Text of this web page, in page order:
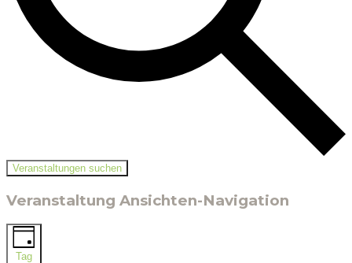
Veranstaltungen suchen
Veranstaltung Ansichten-Navigation
Tag